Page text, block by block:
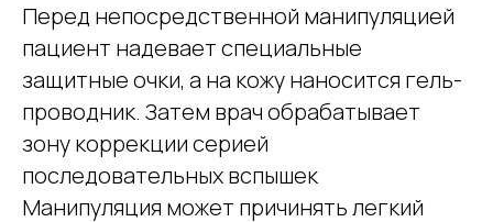
Перед непосредственной манипуляцией
пациент надевает специальные
защитные очки, а на кожу наносится гель-
проводник. Затем врач обрабатывает
зону коррекции серией
последовательных вспышек
Манипуляция может причинять легкий